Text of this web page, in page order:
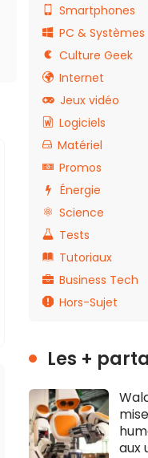
Smartphones
PC & Systèmes
Culture Geek
Internet
Jeux vidéo
Logiciels
Matériel
Promos
Énergie
Science
Tests
Tutoriaux
Business Tech
Hors-Sujet
Les +
aux